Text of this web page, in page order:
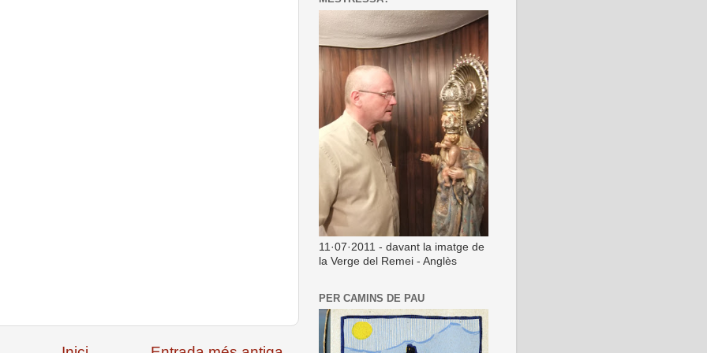
11·07·2011 - davant la imatge de
la Verge del Remei - Anglès
PER CAMINS DE PAU